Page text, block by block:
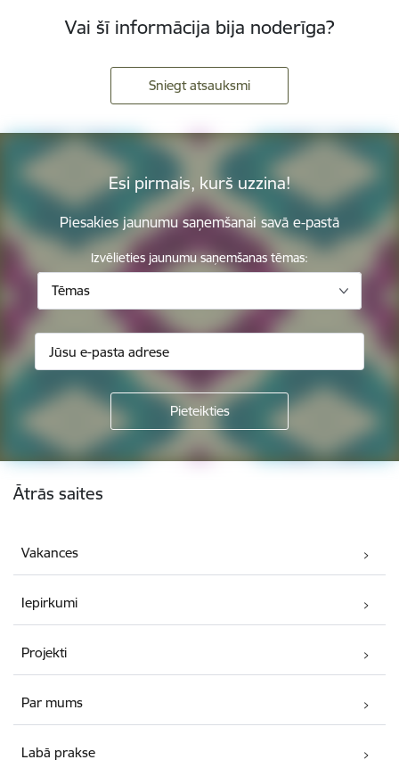
Vai šī informācija bija noderīga?
Sniegt atsauksmi
Esi pirmais, kurš uzzina!
Piesakies jaunumu saņemšanai savā e-pastā
Izvēlieties jaunumu saņemšanas tēmas:
Tēmas
Kājene
Ātrās saites
Vakances
Iepirkumi
Projekti
Par mums
Labā prakse